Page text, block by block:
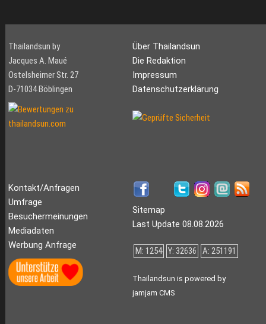
Thailandsun by
Jacques A. Maué
Ostelsheimer Str. 27
D-71034 Böblingen
Über Thailandsun
Die Redaktion
Impressum
Datenschutzerklärung
Kontakt/Anfragen
Umfrage
Besuchermeinungen
Mediadaten
Werbung Anfrage
Sitemap
Last Update 08.08.2026
M: 1254 Y: 32636 A: 251191
Thailandsun is powered by
jamjam CMS